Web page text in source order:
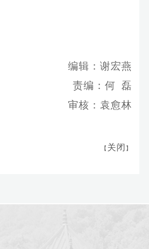
编辑：谢宏燕
责编：何 磊
审核：袁愈林
【 关闭 】